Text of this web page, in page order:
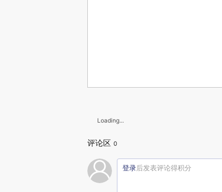
Loading...
评论区 0
登录后发表评论得积分